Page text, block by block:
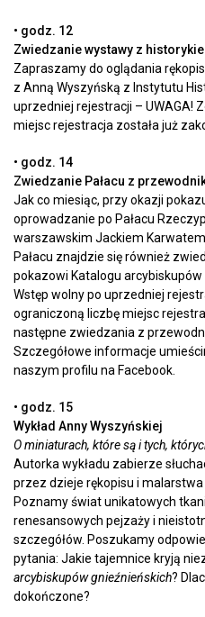
• godz. 12
Zwiedzanie wystawy z
Zapraszamy do oglądania
z Anną Wyszyńską z Instytutu
uprzedniej rejestracji – UWAGA!
miejsc rejestracja została już
• godz. 14
Zwiedzanie Pałacu z
Jak co miesiąc, przy okazji
oprowadzanie po Pałacu
warszawskim Jackiem
Pałacu znajdzie się również
pokazowi Katalogu arcybiskupów
Wstęp wolny po uprzedniej
ograniczoną liczbę miejsc
następne zwiedzania z
Szczegółowe informacje
naszym profilu na Facebook.
• godz. 15
Wykład Anny Wyszyńskiej
O miniaturach, które są i tych,
Autorka wykładu zabierze
przez dzieje rękopisu i
Poznamy świat unikatowych
renesansowych pejzaży i
szczegółów. Poszukamy
pytania: Jakie tajemnice kryją
arcybiskupów gnieźnieńskich?
dokończone?